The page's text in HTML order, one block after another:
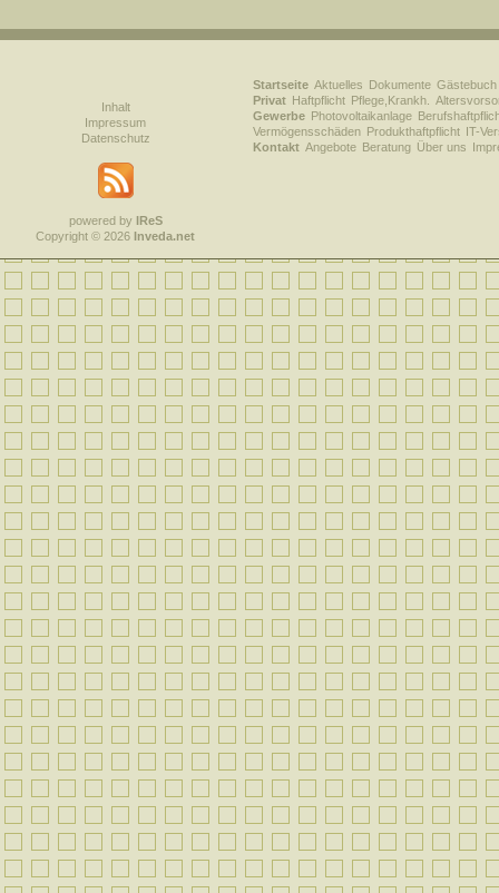
Inhalt
Impressum
Datenschutz
powered by IReS
Copyright © 2026 Inveda.net
Startseite Aktuelles Dokumente Gästebuch
Privat Haftpflicht Pflege,Krankh.
Gewerbe Photovoltaikanlage
Vermögensschäden Produkthaftpflicht IT-
Kontakt Angebote Beratung Über uns